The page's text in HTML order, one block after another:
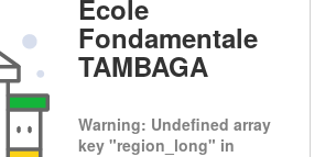
Ecole
Fondamentale
TAMBAGA
Warning: Undefined array
key "region_long" in